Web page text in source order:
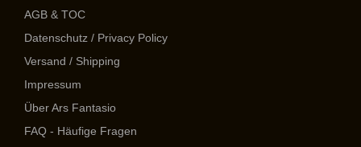
AGB & TOC
Datenschutz / Privacy Policy
Versand / Shipping
Impressum
Über Ars Fantasio
FAQ - Häufige Fragen